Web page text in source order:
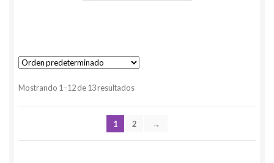
Mostrando 1–12 de 13 resultados
1 2 →